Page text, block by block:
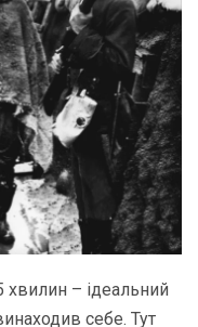
– ідеальний
себе. Тут